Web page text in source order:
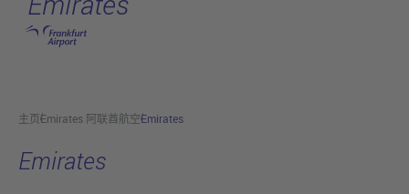
跳转至主页
主页Emirates 阿联酋航空Emirates
Emirates